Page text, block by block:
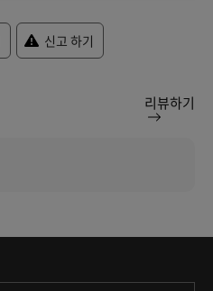
신고 하기
리뷰하기